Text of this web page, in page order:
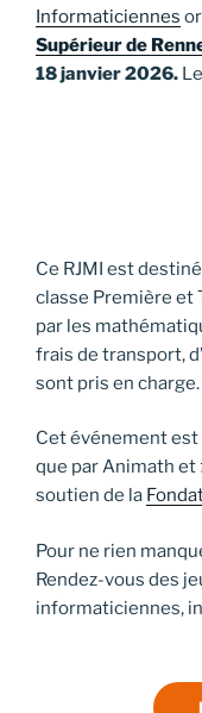
Informaticiennes
Supérieur de
18 janvier 2026.
Ce RJMI est
classe Première et
par les
frais de transport,
sont pris en charge.
Cet événement est
que par Animath et
soutien de la
Pour ne rien
Rendez-vous des
informaticiennes,